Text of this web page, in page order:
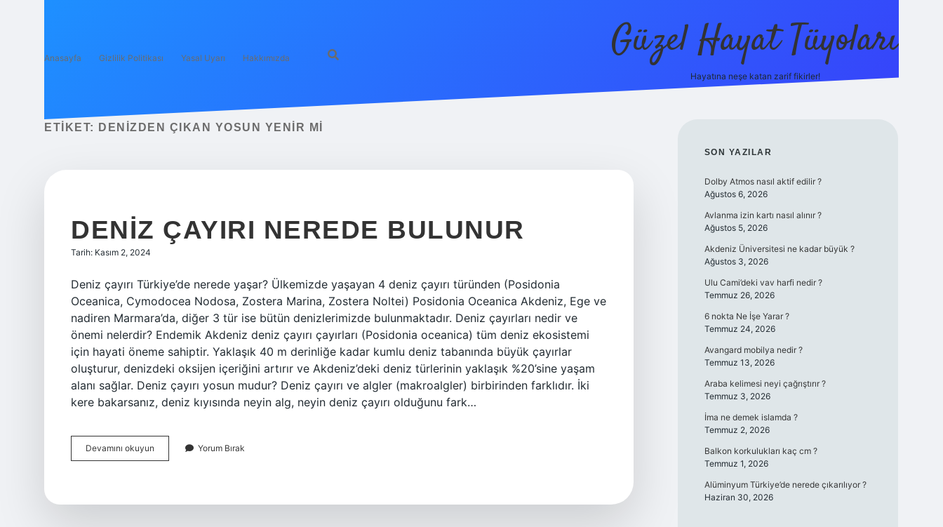
Anasayfa Gizlilik Politikası Yasal Uyarı Hakkımızda Güzel Hayat Tüyoları
Hayatına neşe katan zarif fikirler!
ETIKET: DENIZDEN ÇIKAN YOSUN YENIR MI
DENIZ ÇAYIRI NEREDE BULUNUR
Tarih: Kasım 2, 2024
Deniz çayırı Türkiye’de nerede yaşar? Ülkemizde yaşayan 4 deniz çayırı türünden (Posidonia
Oceanica, Cymodocea Nodosa, Zostera Marina, Zostera Noltei) Posidonia Oceanica Akdeniz, Ege ve
nadiren Marmara’da, diğer 3 tür ise bütün denizlerimizde bulunmaktadır. Deniz çayırları nedir ve
önemi nelerdir? Endemik Akdeniz deniz çayırı çayırları (Posidonia oceanica) tüm deniz ekosistemi
için hayati öneme sahiptir. Yaklaşık 40 m derinliğe kadar kumlu deniz tabanında büyük çayırlar
oluşturur, denizdeki oksijen içeriğini artırır ve Akdeniz’deki deniz türlerinin yaklaşık %20’sine yaşam
alanı sağlar. Deniz çayırı yosun mudur? Deniz çayırı ve algler (makroalgler) birbirinden farklıdır. İki
kere bakarsanız, deniz kıyısında neyin alg, neyin deniz çayırı olduğunu fark…
Devamını okuyun
Çayırı
Yorum Bırak
SIDEBAR
SON YAZILAR
Dolby Atmos nasıl aktif edilir ?
Ağustos 6, 2026
Avlanma izin kartı nasıl alınır ?
Ağustos 5, 2026
Akdeniz Üniversitesi ne kadar büyük ?
Ağustos 3, 2026
Ulu Cami’deki vav harfi nedir ?
Temmuz 26, 2026
6 nokta Ne İşe Yarar ?
Temmuz 24, 2026
Avangard mobilya nedir ?
Temmuz 13, 2026
Araba kelimesi neyi çağrıştırır ?
Temmuz 3, 2026
İma ne demek islamda ?
Temmuz 2, 2026
Balkon korkulukları kaç cm ?
Temmuz 1, 2026
Alüminyum Türkiye’de nerede çıkarılıyor ?
Haziran 30, 2026